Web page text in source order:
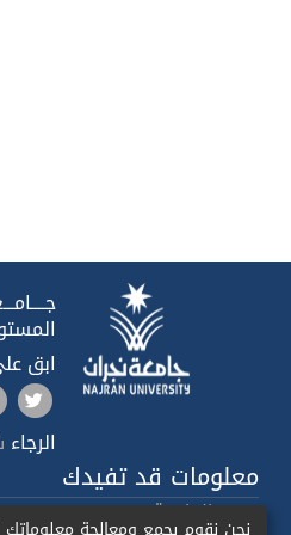
ابق
الرجاء
معلومات قد تفيدك
صدى الجامعة